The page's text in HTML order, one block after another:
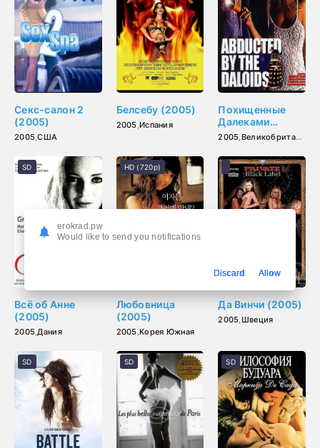
Секс-салон 2
(2005)
2005,США
Белсебу (2005)
2005,Испания
Похищенные
Далеками
(2005)
2005,Великобритания
Всё об Анне
(2005)
2005,Дания
SD
Любовница
(2005)
2005,Корея Южная
HD (720p)
Да Винчи (2005)
2005,Швеция
SD SD SD
erokrad.pw
Would like to send you notifications
Discard Allow